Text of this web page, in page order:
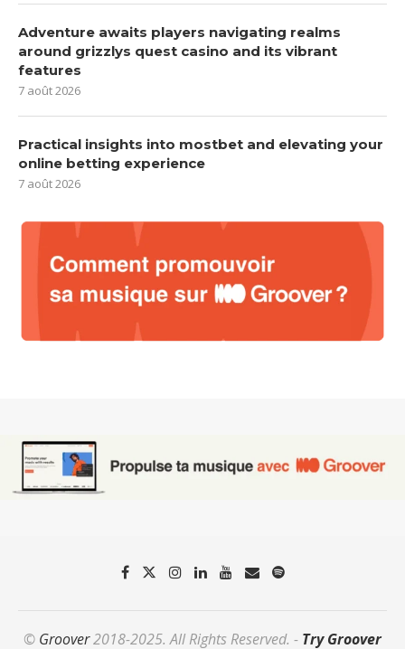
Adventure awaits players navigating realms
around grizzlys quest casino and its vibrant
features
7 août 2026
Practical insights into mostbet and elevating your
online betting experience
7 août 2026
© Groover2018-2025. All Rights Reserved. - Try Groover